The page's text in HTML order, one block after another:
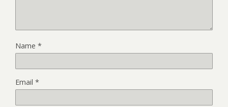
Name *
Email *